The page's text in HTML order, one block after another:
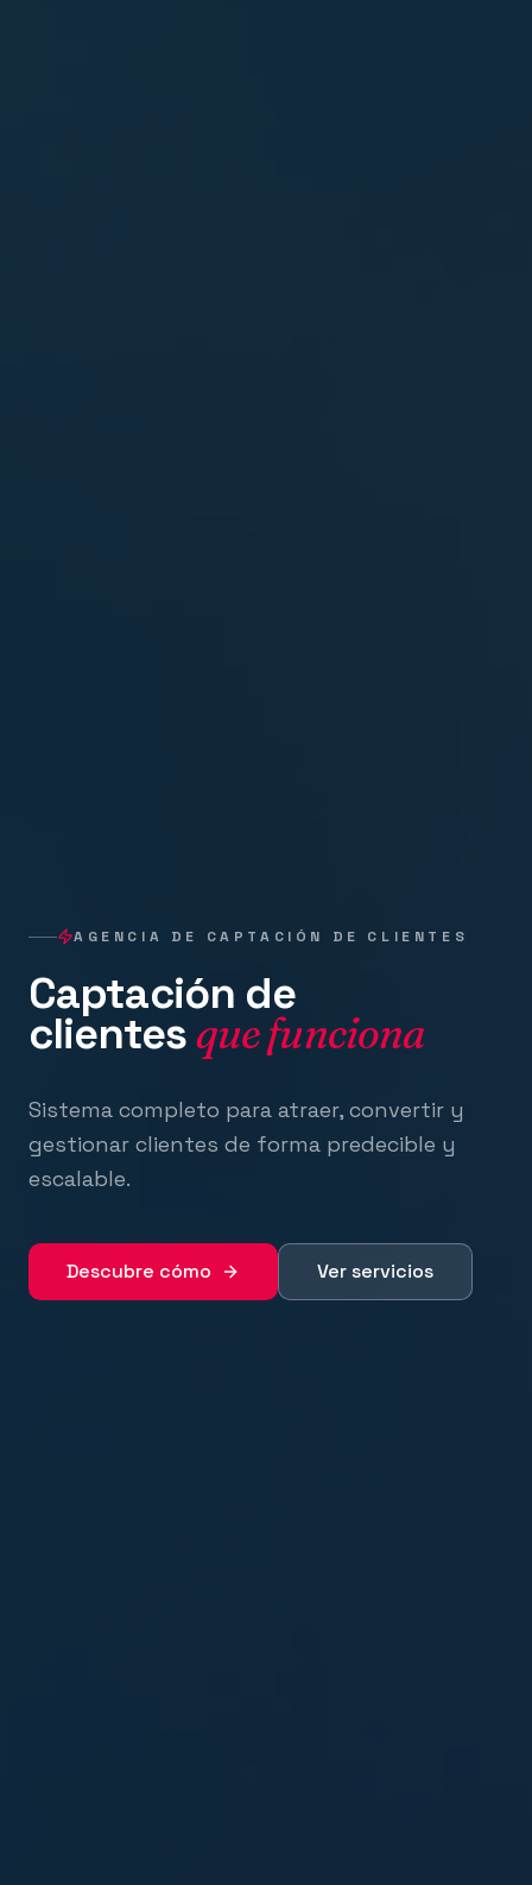
AGENCIA DE CAPTACIÓN DE CLIENTES
Captación de
clientesque funciona
Sistema completo para atraer, convertir y
gestionar clientes de forma predecible y
escalable.
Descubre cómo Ver servicios